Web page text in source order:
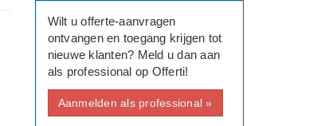
Wilt u offerte-aanvragen
ontvangen en toegang krijgen tot
nieuwe klanten? Meld u dan aan
als professional op Offerti!
Aanmelden als professional »